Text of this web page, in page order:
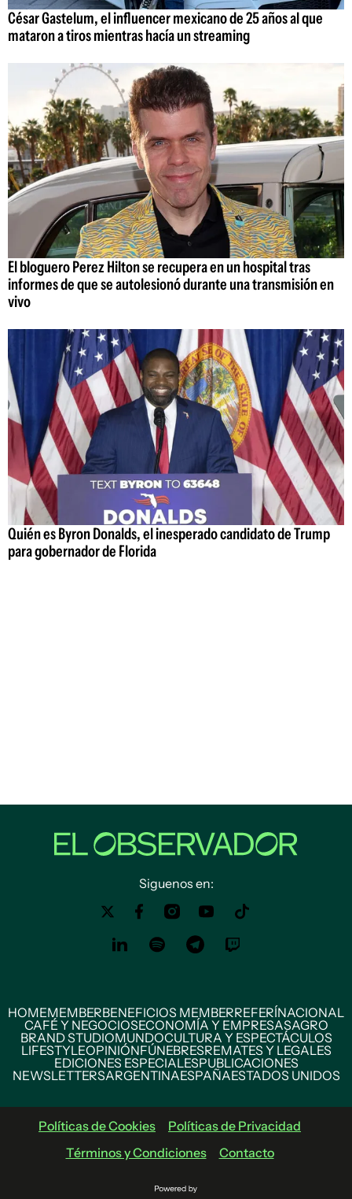
César Gastelum, el influencer mexicano de 25 años al que
mataron a tiros mientras hacía un streaming
El bloguero Perez Hilton se recupera en un hospital tras
informes de que se autolesionó durante una transmisión en
vivo
Quién es Byron Donalds, el inesperado candidato de Trump
para gobernador de Florida
Siguenos en:
HOMEMEMBERBENEFICIOS MEMBERREFERÍNACIONAL
CAFÉ Y NEGOCIOSECONOMÍA Y EMPRESASAGRO
BRAND STUDIOMUNDOCULTURA Y ESPECTÁCULOS
LIFESTYLEOPINIÓNFÚNEBRESREMATES Y LEGALES
EDICIONES ESPECIALESPUBLICACIONES
NEWSLETTERSARGENTINAESPAÑAESTADOS UNIDOS
Políticas de Cookies
Políticas de Privacidad
Términos y Condiciones
Contacto